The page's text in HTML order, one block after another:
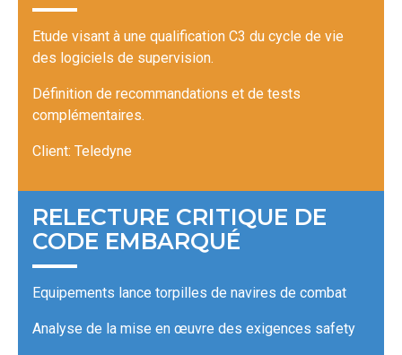
Etude visant à une qualification C3 du cycle de vie
des logiciels de supervision.
Définition de recommandations et de tests
complémentaires.
Client: Teledyne
RELECTURE CRITIQUE DE
CODE EMBARQUÉ
Equipements lance torpilles de navires de combat
Analyse de la mise en œuvre des exigences safety